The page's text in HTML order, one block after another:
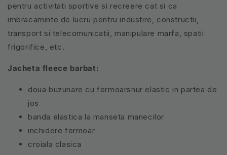
pentru activitati sportive si recreere cat si ca
imbracaminte de lucru pentru industire, constructii,
transport si telecomunicatii, manipulare marfa, spatii
frigorifice, etc.
Jacheta fleece barbat:
doua buzunare cu fermoarsnur elastic in partea de
jos
banda elastica la manseta manecilor
inchidere fermoar
croiala clasica